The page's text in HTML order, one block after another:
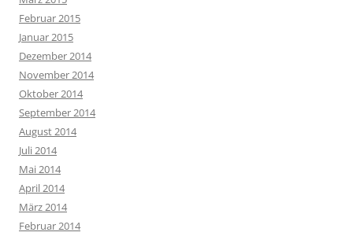
Februar 2015
Januar 2015
Dezember 2014
November 2014
Oktober 2014
September 2014
August 2014
Juli 2014
Mai 2014
April 2014
März 2014
Februar 2014